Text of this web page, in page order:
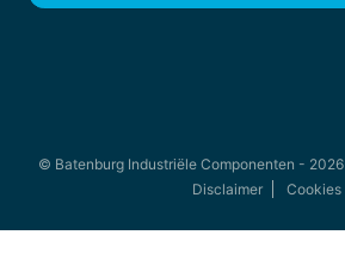
© Batenburg Industriële Componenten - 2026
Disclaimer
Cookies